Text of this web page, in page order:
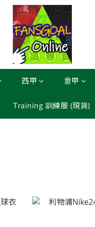
西甲 意甲
Training 訓練服 (現貨)